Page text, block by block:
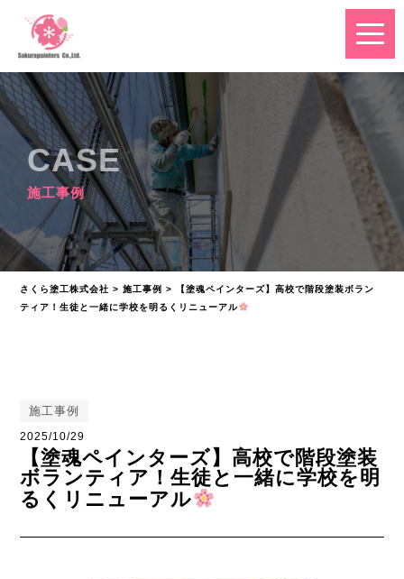
CASE
施工事例
さくら塗工株式会社 >施工事例 >
【塗魂ペインターズ】高校で階段塗装ボラン
ティア！生徒と一緒に学校を明るくリニューアル
施工事例
2025/10/29
【塗魂ペインターズ】高校で階段塗装
ボランティア！生徒と一緒に学校を明
るくリニューアル